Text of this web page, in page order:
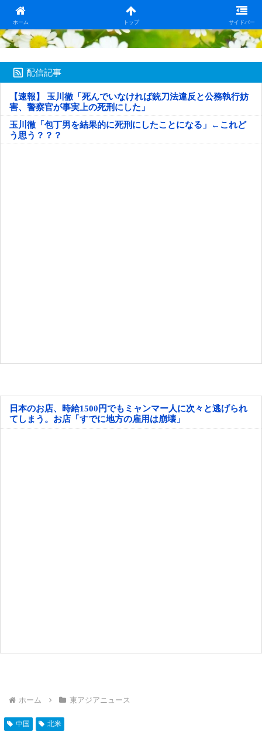
ホーム トップ サイドバー
日本第一！ニュース録
配信記事
【速報】 玉川徹「死んでいなければ銃刀法違反と公務執行妨
害、警察官が事実上の死刑にした」
玉川徹「包丁男を結果的に死刑にしたことになる」←これど
う思う？？？
日本のお店、時給1500円でもミャンマー人に次々と逃げられ
てしまう。お店「すでに地方の雇用は崩壊」
ホーム 東アジアニュース
中国 北米